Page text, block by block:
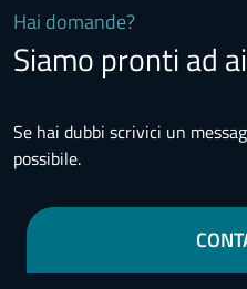
Hai domande?
Siamo pronti ad
Se hai dubbi scrivici un
possibile.